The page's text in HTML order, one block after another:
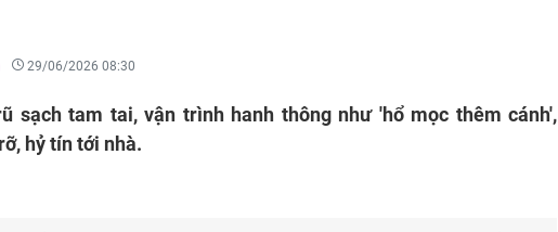
29/06/2026 08:30
sạch tam tai, vận trình hanh thông như 'hổ mọc thêm cánh',
hỷ tín tới nhà.